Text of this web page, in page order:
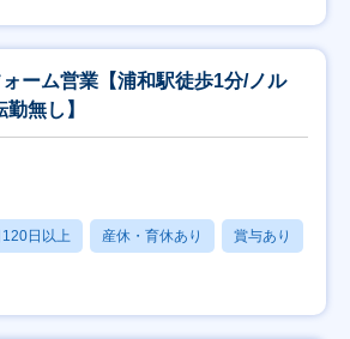
ーム営業【浦和駅徒歩1分/ノル
無し】
日以上 産休・育休あり 賞与あり